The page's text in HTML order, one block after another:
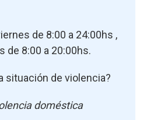
de 8:00 a 24:00hs ,
de 8:00 a 20:00hs.
situación de violencia?
doméstica